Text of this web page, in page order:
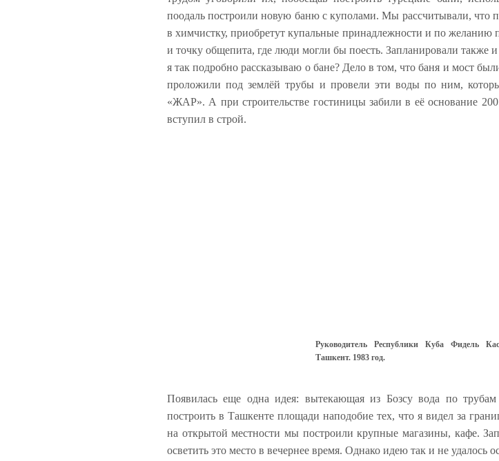
поодаль построили новую баню с куполами. Мы рассчитывали, что
в химчистку, приобретут купальные принадлежности и по
и точку общепита, где люди могли бы поесть. Запланировали также
я так подробно рассказываю о бане? Дело в том, что баня и мост
проложили под землёй трубы и провели эти воды по ним,
«ЖАР». А при строительстве гостиницы забили в её основание
вступил в строй.
Руководитель Республики Куба Фидель Кастро знакомится с
Ташкент. 1983 год.
Появилась еще одна идея: вытекающая из Бозсу вода по
построить в Ташкенте площади наподобие тех, что я видел за
на открытой местности мы построили крупные магазины, кафе.
осветить это место в вечернее время. Однако идею так и не удалось